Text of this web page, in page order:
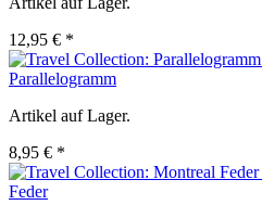
12,95 € *
Parallelogramm
Artikel auf Lager.
8,95 € *
Feder